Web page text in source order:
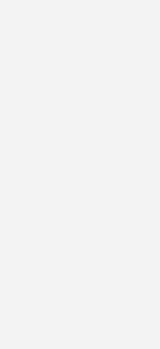
von Edgetech
Klima
Klimazone mit